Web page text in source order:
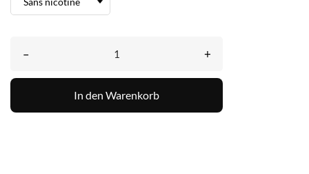
– +
In den Warenkorb